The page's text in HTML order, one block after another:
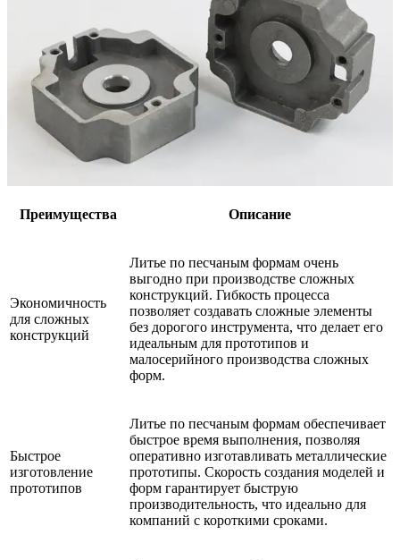
Преимущества Описание
Экономичность
для сложных
конструкций
Литье по песчаным формам очень
выгодно при производстве сложных
конструкций. Гибкость процесса
позволяет создавать сложные элементы
без дорогого инструмента, что делает его
идеальным для прототипов и
малосерийного производства сложных
форм.
Быстрое
изготовление
прототипов
Литье по песчаным формам обеспечивает
быстрое время выполнения, позволяя
оперативно изготавливать металлические
прототипы. Скорость создания моделей и
форм гарантирует быструю
производительность, что идеально для
компаний с короткими сроками.